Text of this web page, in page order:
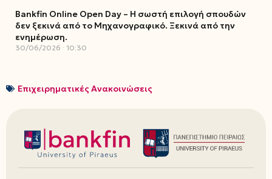
Bankfin Online Open Day – Η σωστή επιλογή σπουδών
δεν ξεκινά από το Μηχανογραφικό. Ξεκινά από την
ενημέρωση.
30/06/2026 10:30
Επιχειρηματικές Ανακοινώσεις